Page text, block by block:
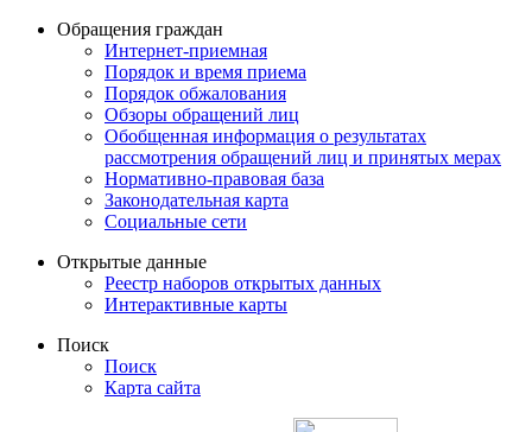
Обращения граждан
Интернет-приемная
Порядок и время приема
Порядок обжалования
Обзоры обращений лиц
Обобщенная информация о результатах
рассмотрения обращений лиц и принятых мерах
Нормативно-правовая база
Законодательная карта
Социальные сети
Открытые данные
Реестр наборов открытых данных
Интерактивные карты
Поиск
Поиск
Карта сайта